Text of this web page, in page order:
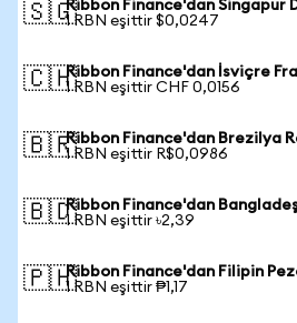
🇸🇬Ribbon Finance'dan Singapur
1 RBN eşittir $0,0247
🇨🇭Ribbon Finance'dan İsviçre
1 RBN eşittir CHF 0,0156
🇧🇷Ribbon Finance'dan Brezilya
1 RBN eşittir R$0,0986
🇧🇩Ribbon Finance'dan
1 RBN eşittir ৳2,39
🇵🇭Ribbon Finance'dan Filipin
1 RBN eşittir ₱1,17